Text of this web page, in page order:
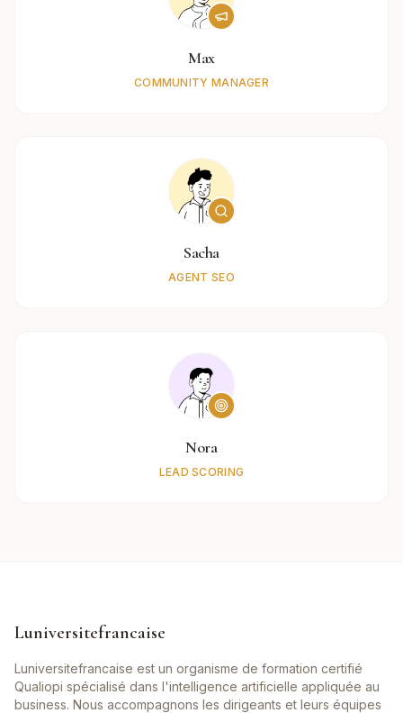
Max
COMMUNITY MANAGER
Sacha
AGENT SEO
Nora
LEAD SCORING
Luniversitefrancaise
Luniversitefrancaise est un organisme de formation certifié
Qualiopi spécialisé dans l'intelligence artificielle appliquée au
business. Nous accompagnons les dirigeants et leurs équipes